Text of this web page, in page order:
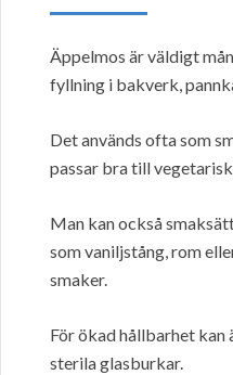
Äppelmos är väldigt
fyllning i bakverk,
Det används ofta som
passar bra till
Man kan också
som vaniljstång, rom
smaker.
För ökad hållbarhet kan
sterila glasburkar.